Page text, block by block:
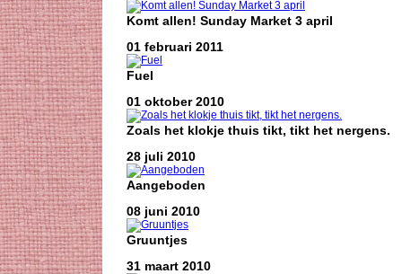
Komt allen! Sunday Market 3 april
01 februari 2011
Fuel
01 oktober 2010
Zoals het klokje thuis tikt, tikt het nergens.
28 juli 2010
Aangeboden
08 juni 2010
Gruuntjes
31 maart 2010